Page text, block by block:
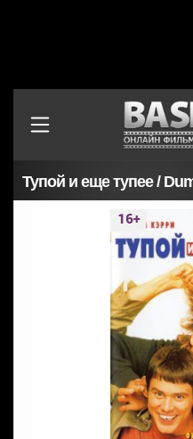
Тупой и еще тупее /